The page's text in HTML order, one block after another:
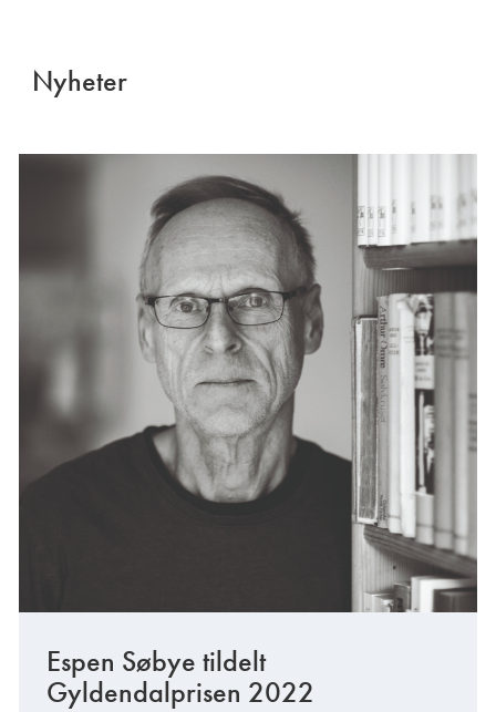
Nyheter
Espen Søbye tildelt
Gyldendalprisen 2022